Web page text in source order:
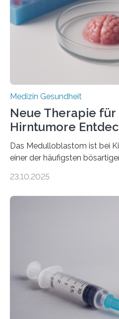
Rhythmusstörungen
hypertrophe
erblich bedingte
sich die linke Herzkammer
stark kontrahiert…
Medizin Gesundheit
Neue Therapie
Hirntumore
Das Medulloblastom ist bei
einer der häufigsten
Betroffenen können mit
Dringend benötigt werden
nur Tumorschwachstellen
Gewebe verschonen.
Hertie-Institut für klinische
Universitätsklinikum
Schwachstelle im Erbgut
Medulloblastoms gefunden.
Stiftung unterstützte das
23.10.2025